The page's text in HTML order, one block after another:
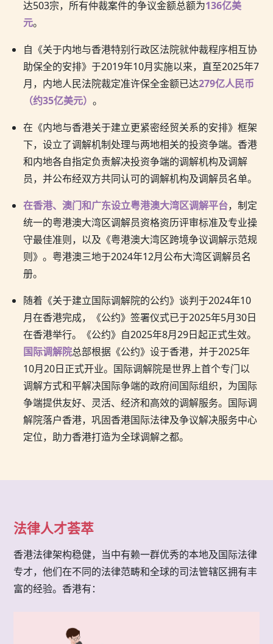
达503宗，所有仲裁案件的争议金额总额为136亿美
元。
自《关于内地与香港特别行政区法院就仲裁程序相互协
助保全的安排》于2019年10月实施以来，直至2025年7
月，内地人民法院裁定准许保全金额已达279亿人民币
（约35亿美元）。
在《内地与香港关于建立更紧密经贸关系的安排》框架
下，设立了调解机制处理与两地相关的投资争端。香港
和内地各自指定负责解决投资争端的调解机构及调解
员，并公布经双方共同认可的调解机构及调解员名单。
在香港、澳门和广东设立粤港澳大湾区调解平台，制定
统一的粤港澳大湾区调解员资格资历评审标准及专业操
守最佳准则，以及《粤港澳大湾区跨境争议调解示范规
则》。粤港澳三地于2024年12月公布大湾区调解员名
册。
随着《关于建立国际调解院的公约》谈判于2024年10
月在香港完成，《公约》签署仪式已于2025年5月30日
在香港举行。《公约》自2025年8月29日起正式生效。
国际调解院总部根据《公约》设于香港，并于2025年
10月20日正式开业。国际调解院是世界上首个专门以
调解方式和平解决国际争端的政府间国际组织，为国际
争端提供友好、灵活、经济和高效的调解服务。国际调
解院落户香港，巩固香港国际法律及争议解决服务中心
定位，助力香港打造为全球调解之都。
法律人才荟萃
香港法律架构稳健，当中有赖一群优秀的本地及国际法律
专才，他们在不同的法律范畴和全球的司法管辖区拥有丰
富的经验。香港有：